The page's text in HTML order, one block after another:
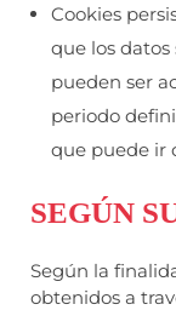
Cookies
que los
pueden ser
periodo
que puede ir
SEGÚN
Según la
obtenidos a